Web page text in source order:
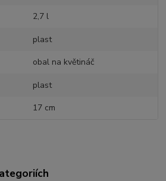
2,7 l
plast
obal na květináč
plast
17 cm